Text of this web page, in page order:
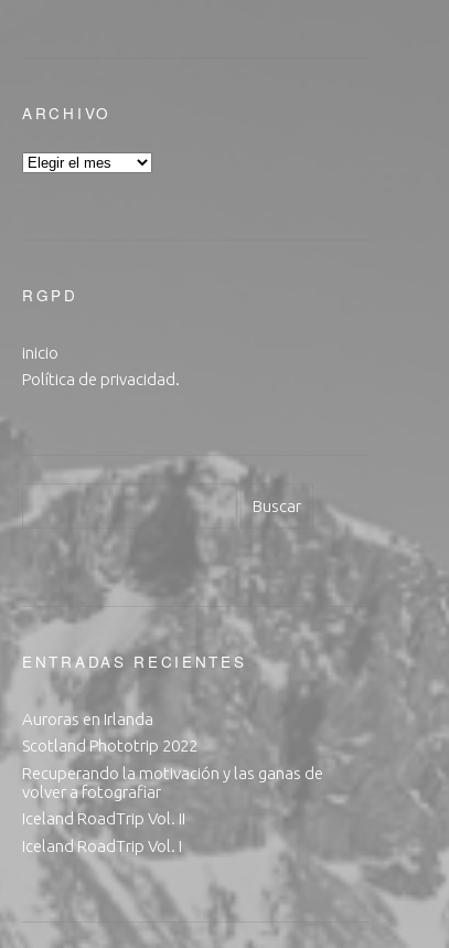
ARCHIVO
RGPD
inicio
Política de privacidad.
ENTRADAS RECIENTES
Auroras en Irlanda
Scotland Phototrip 2022
Recuperando la motivación y las ganas de
volver a fotografiar
Iceland RoadTrip Vol. II
Iceland RoadTrip Vol. I